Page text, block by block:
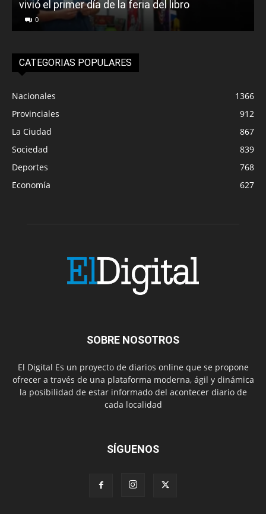
vivió el primer día de la feria del libro
0
CATEGORIAS POPULARES
Nacionales
1366
Provinciales
912
La Ciudad
867
Sociedad
839
Deportes
768
Economía
627
SOBRE NOSOTROS
El Digital Es un proyecto de diarios online que se propone
ofrecer a través de una plataforma moderna, ágil y dinámica
la posibilidad de estar informado del acontecer diario de
cada localidad
SÍGUENOS